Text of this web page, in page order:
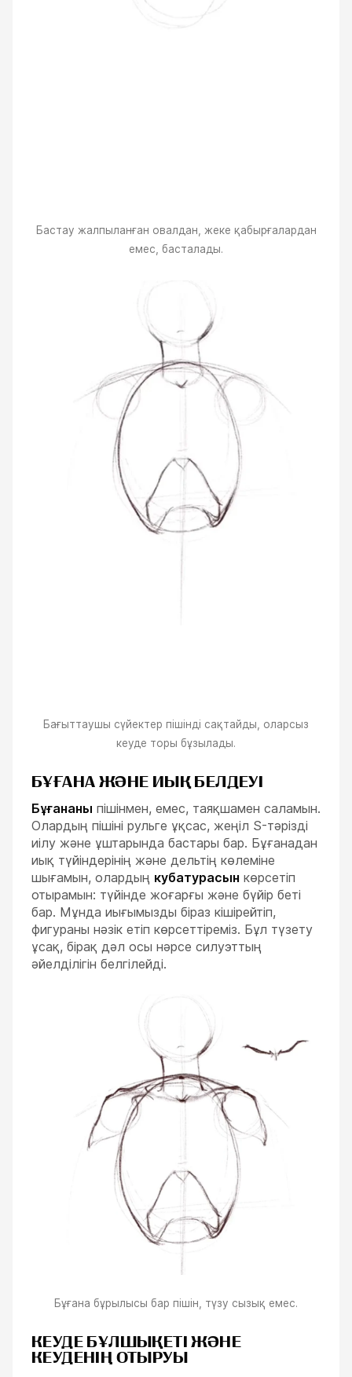
Бастау жалпыланған овалдан, жеке қабырғалардан
емес, басталады.
Бағыттаушы сүйектер пішінді сақтайды, оларсыз
кеуде торы бұзылады.
БҰҒАНА ЖӘНЕ ИЫҚ БЕЛДЕУІ
Бұғананы пішінмен, емес, таяқшамен саламын.
Олардың пішіні рульге ұқсас, жеңіл S-тәрізді
иілу және ұштарында бастары бар. Бұғанадан
иық түйіндерінің және дельтің көлеміне
шығамын, олардың кубатурасын көрсетіп
отырамын: түйінде жоғарғы және бүйір беті
бар. Мұнда иығымызды біраз кішірейтіп,
фигураны нәзік етіп көрсеттіреміз. Бұл түзету
ұсақ, бірақ дәл осы нәрсе силуэттың
әйелділігін белгілейді.
Бұғана бұрылысы бар пішін, түзу сызық емес.
КЕУДЕ БҰЛШЫҚЕТІ ЖӘНЕ
КЕУДЕНІҢ ОТЫРУЫ